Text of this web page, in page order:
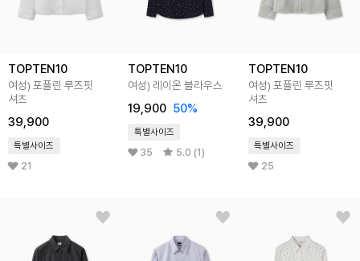
TOPTEN10
여성) 포플린 루즈핏
셔츠
39,900
특별사이즈
21
TOPTEN10
여성) 레이온 블라우스
19,900 50%
특별사이즈
35 5.0 (1)
TOPTEN10
여성) 포플린 루즈핏
셔츠
39,900
특별사이즈
25